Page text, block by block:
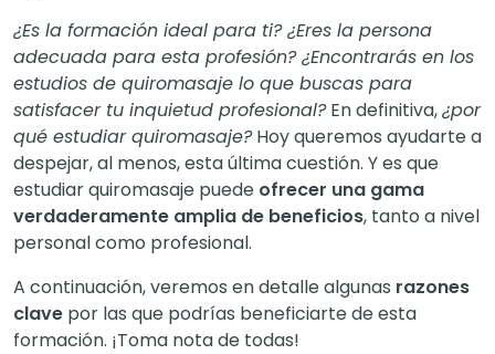
¿Es la formación ideal para ti? ¿Eres la persona
adecuada para esta profesión? ¿Encontrarás en los
estudios de quiromasaje lo que buscas para
satisfacer tu inquietud profesional?En definitiva,¿por
qué estudiar quiromasaje?Hoy queremos ayudarte a
despejar, al menos, esta última cuestión. Y es que
estudiar quiromasaje puede ofrecer una gama
verdaderamente amplia de beneficios, tanto a nivel
personal como profesional.
A continuación, veremos en detalle algunas razones
clave por las que podrías beneficiarte de esta
formación. ¡Toma nota de todas!